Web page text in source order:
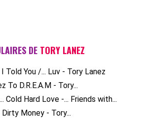
DE TORY LANEZ
I Told You /... Luv - Tory Lanez
To D.R.E.A.M - Tory...
Cold Hard Love -... Friends with...
Dirty Money - Tory...